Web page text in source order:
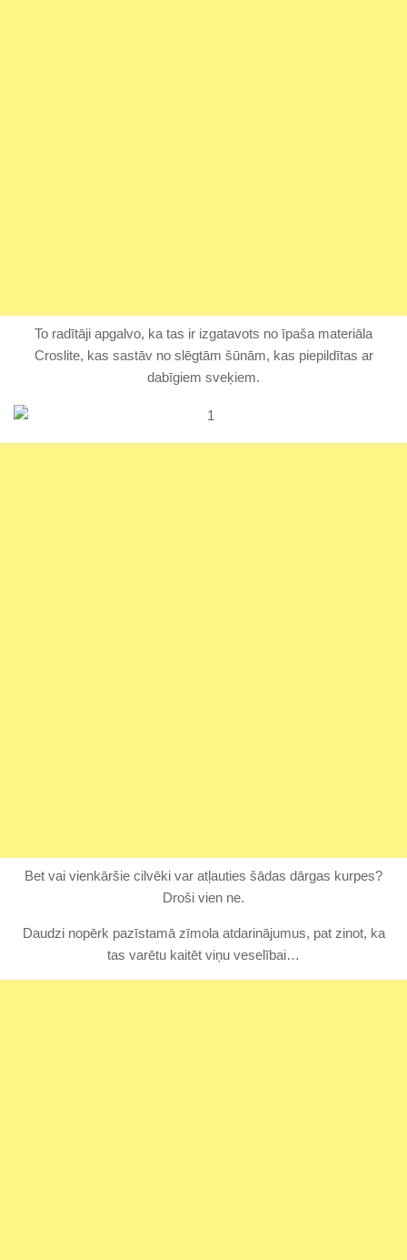
To radītāji apgalvo, ka tas ir izgatavots no īpaša materiāla
Croslite, kas sastāv no slēgtām šūnām, kas piepildītas ar
dabīgiem sveķiem.
Bet vai vienkāršie cilvēki var atļauties šādas dārgas kurpes?
Droši vien ne.
Daudzi nopērk pazīstamā zīmola atdarinājumus, pat zinot, ka
tas varētu kaitēt viņu veselībai…